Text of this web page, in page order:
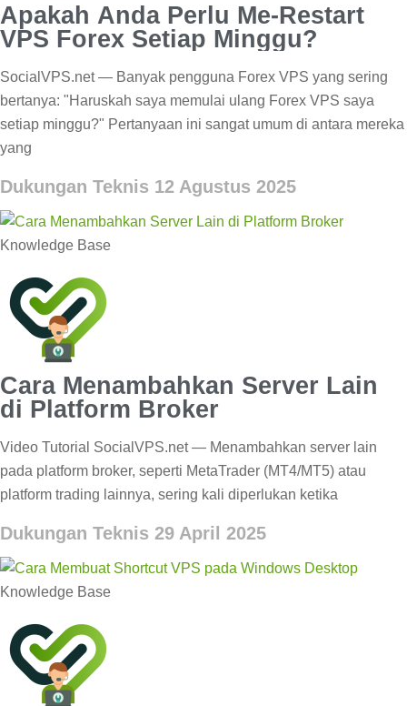
Apakah Anda Perlu Me-Restart
VPS Forex Setiap Minggu?
SocialVPS.net — Banyak pengguna Forex VPS yang sering
bertanya: "Haruskah saya memulai ulang Forex VPS saya
setiap minggu?" Pertanyaan ini sangat umum di antara mereka
yang
Dukungan Teknis 12 Agustus 2025
Knowledge Base
Cara Menambahkan Server Lain
di Platform Broker
Video Tutorial SocialVPS.net — Menambahkan server lain
pada platform broker, seperti MetaTrader (MT4/MT5) atau
platform trading lainnya, sering kali diperlukan ketika
Dukungan Teknis 29 April 2025
Knowledge Base